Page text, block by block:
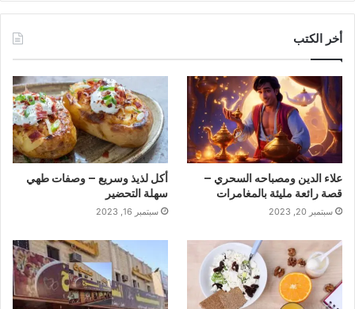
أخر الكتب
علاء الدين ومصباحه السحري –
قصة رائعة مليئة بالمغامرات
سبتمبر 20, 2023
أكل لذيذ وسريع – وصفات طهي
سهلة التحضير
سبتمبر 16, 2023